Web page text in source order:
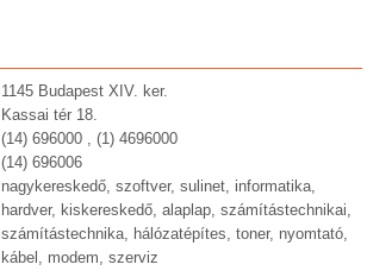
1145 Budapest XIV. ker.
Kassai tér 18.
(14) 696000 , (1) 4696000
(14) 696006
nagykereskedő, szoftver, sulinet, informatika,
hardver, kiskereskedő, alaplap, számítástechnikai,
számítástechnika, hálózatépítes, toner, nyomtató,
kábel, modem, szerviz